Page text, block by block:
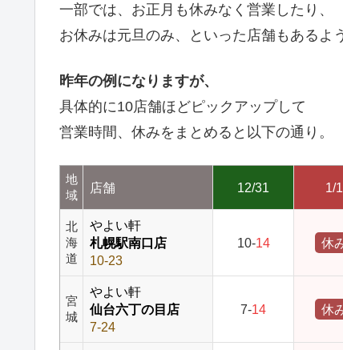
一部では、お正月も休みなく営業したり、
お休みは元旦のみ、といった店舗もあるよ
昨年の例になりますが、
具体的に10店舗ほどピックアップして
営業時間、休みをまとめると以下の通り。
地
域
店舗 12/31 1/1
北
海
道
やよい軒
札幌駅南口店
10-23
10-14 休
宮
城
やよい軒
仙台六丁の目店
7-24
7-14 休